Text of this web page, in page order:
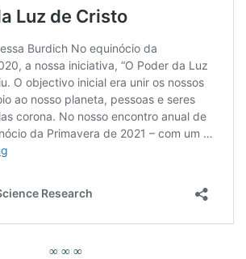
∞ ∞ ∞